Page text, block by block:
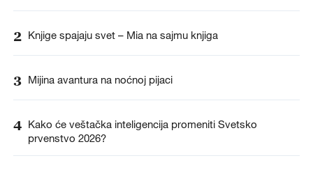
2 Knjige spajaju svet – Mia na sajmu knjiga
3 Mijina avantura na noćnoj pijaci
4 Kako će veštačka inteligencija promeniti Svetsko
prvenstvo 2026?